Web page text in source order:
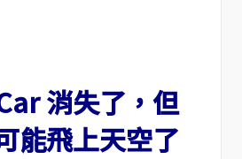
消失了，但
能飛上天空了